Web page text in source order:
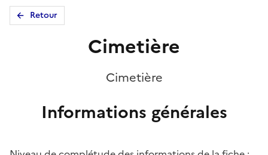
Retour
Cimetière
Cimetière
Informations générales